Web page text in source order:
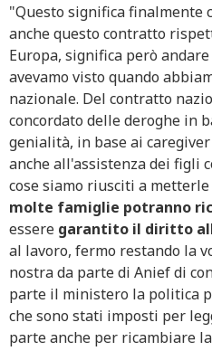
"Questo significa finalmente
anche questo contratto
Europa, significa però
avevamo visto quando
nazionale. Del contratto
concordato delle deroghe in
genialità, in base ai
anche all'assistenza dei figli
cose siamo riusciti a
molte famiglie potranno
essere garantito il diritto
al lavoro, fermo restando la
nostra da parte di Anief di
parte il ministero la politica
che sono stati imposti per
parte anche per ricambiare